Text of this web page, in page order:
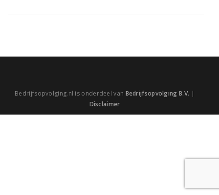
Bedrijfsopvolging.nl is onderdeel van Bedrijfsopvolging B.V. |
Disclaimer